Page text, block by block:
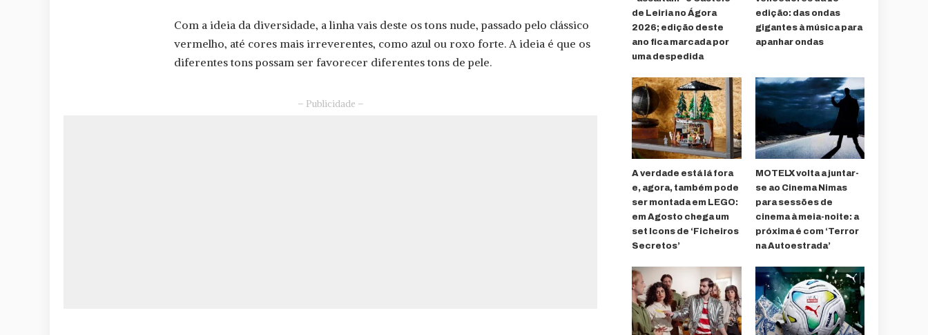
Com a ideia da diversidade, a linha vais deste os tons nude, passado pelo clássico
vermelho, até cores mais irreverentes, como azul ou roxo forte. A ideia é que os
diferentes tons possam ser favorecer diferentes tons de pele.
– Publicidade –
de Leiria no Ágora
2026; edição deste
ano fica marcada por
uma despedida
edição: das ondas
gigantes à música para
apanhar ondas
A verdade está lá fora
e, agora, também pode
ser montada em LEGO:
em Agosto chega um
set Icons de ‘Ficheiros
Secretos’
MOTELX volta a juntar-
se ao Cinema Nimas
para sessões de
cinema à meia-noite: a
próxima é com ‘Terror
na Autoestrada’